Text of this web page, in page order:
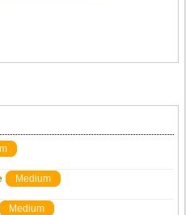
Medium
Medium